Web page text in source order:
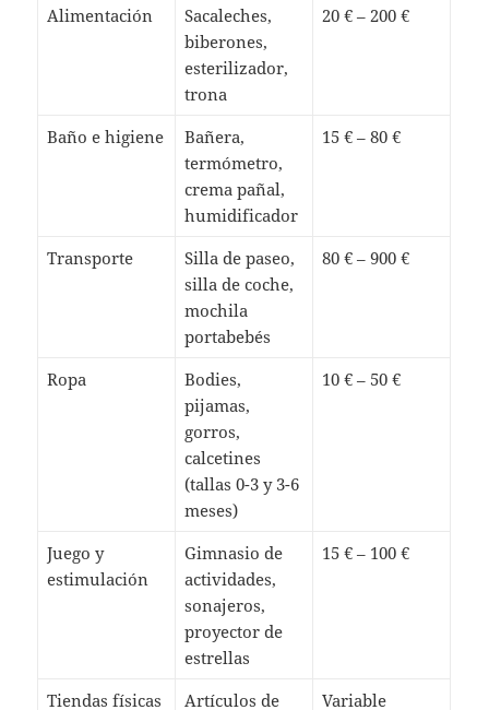
Alimentación
Sacaleches,
biberones,
esterilizador,
trona
20 € – 200 €
Baño e higiene
Bañera,
termómetro,
crema pañal,
humidificador
15 € – 80 €
Transporte
Silla de paseo,
silla de coche,
mochila
portabebés
80 € – 900 €
Ropa
Bodies,
pijamas,
gorros,
calcetines
(tallas 0-3 y 3-6
meses)
10 € – 50 €
Juego y
estimulación
Gimnasio de
actividades,
sonajeros,
proyector de
estrellas
15 € – 100 €
Tiendas físicas
Artículos de
Variable